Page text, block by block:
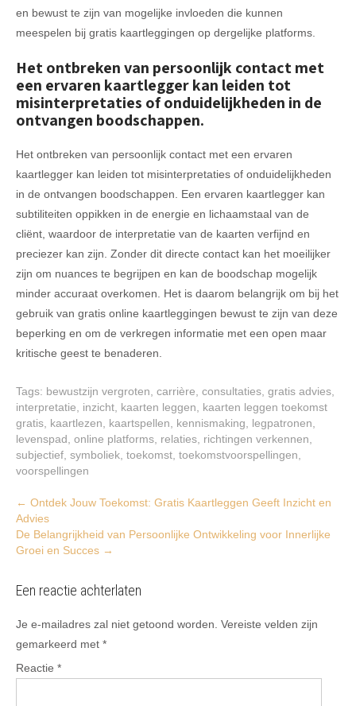
en bewust te zijn van mogelijke invloeden die kunnen
meespelen bij gratis kaartleggingen op dergelijke platforms.
Het ontbreken van persoonlijk contact met
een ervaren kaartlegger kan leiden tot
misinterpretaties of onduidelijkheden in de
ontvangen boodschappen.
Het ontbreken van persoonlijk contact met een ervaren
kaartlegger kan leiden tot misinterpretaties of onduidelijkheden
in de ontvangen boodschappen. Een ervaren kaartlegger kan
subtiliteiten oppikken in de energie en lichaamstaal van de
cliënt, waardoor de interpretatie van de kaarten verfijnd en
preciezer kan zijn. Zonder dit directe contact kan het moeilijker
zijn om nuances te begrijpen en kan de boodschap mogelijk
minder accuraat overkomen. Het is daarom belangrijk om bij het
gebruik van gratis online kaartleggingen bewust te zijn van deze
beperking en om de verkregen informatie met een open maar
kritische geest te benaderen.
Tags: bewustzijn vergroten carrière consultaties gratis advies
interpretatie
inzicht kaarten leggen
kaarten leggen toekomst
gratis kaartlezen kaartspellen kennismaking legpatronen
levenspad online platforms relaties richtingen verkennen
subjectief symboliek toekomst toekomstvoorspellingen
voorspellingen
Post
navigation
← Ontdek Jouw Toekomst: Gratis Kaartleggen Geeft Inzicht en
Advies
De Belangrijkheid van Persoonlijke Ontwikkeling voor Innerlijke
Groei en Succes →
Een reactie achterlaten
Je e-mailadres zal niet getoond worden. Vereiste velden zijn
gemarkeerd met *
Reactie *